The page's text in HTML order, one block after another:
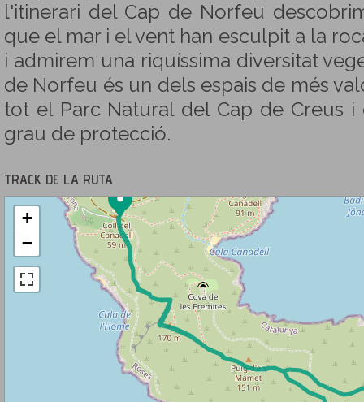
l'itinerari del Cap de Norfeu
que el mar i el vent han esculpit a la
i admirem una riquíssima diversitat
de Norfeu és un dels espais de més
tot el Parc Natural del Cap de Creus i
grau de protecció.
TRACK DE LA RUTA
+
−